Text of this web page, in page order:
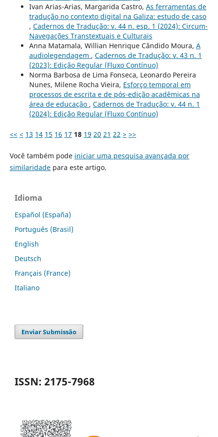
Ivan Arias-Arias, Margarida Castro, As ferramentas de
tradução no contexto digital na Galiza: estudo de caso
, Cadernos de Tradução: v. 44 n. esp. 1 (2024): Circum-
Navegações Transtextuais e Culturais
Anna Matamala, Willian Henrique Cândido Moura, A
audiolegendagem , Cadernos de Tradução: v. 43 n. 1
(2023): Edição Regular (Fluxo Contínuo)
Norma Barbosa de Lima Fonseca, Leonardo Pereira
Nunes, Milene Rocha Vieira, Esforço temporal em
processos de escrita e de pós-edição acadêmicas na
área de educação , Cadernos de Tradução: v. 44 n. 1
(2024): Edição Regular (Fluxo Contínuo)
<< < 13 14 15 16 17 18 19 20 21 22 > >>
Você também pode iniciar uma pesquisa avançada por
similaridadepara este artigo.
Idioma
Español (España)
Português (Brasil)
English
Deutsch
Français (France)
Italiano
Enviar Submissão
ISSN: 2175-7968